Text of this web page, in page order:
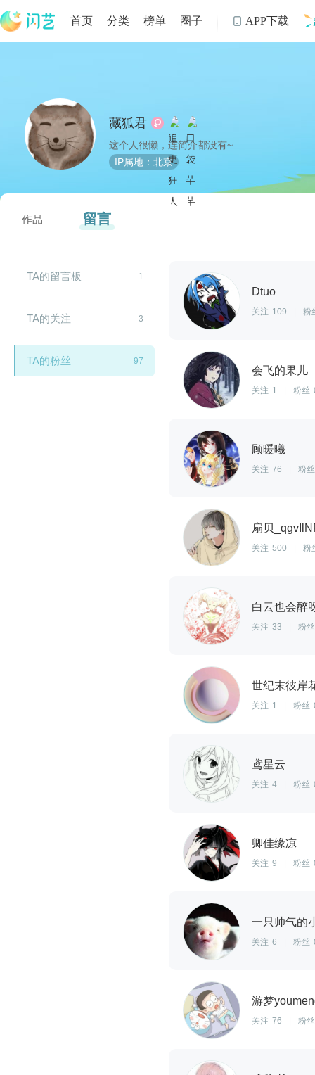
首页 分类 榜单 圈子  APP下载
藏狐君
这个人很懒，连简介都没有~
IP属地：北京
作品 留言
TA的留言板 1
TA的关注 3
TA的粉丝 97
Dtuo
关注 109 粉
会飞的果儿
关注 1 粉丝
顾暖曦
关注 76 粉丝
扇贝
关注 500 粉
白云也会醉
关注 33 粉丝
世纪末彼岸
关注 1 粉丝
鸢星云
关注 4 粉丝
卿佳缘凉
关注 9 粉丝
一只帅气的
关注 6 粉丝
游梦
关注 76 粉丝